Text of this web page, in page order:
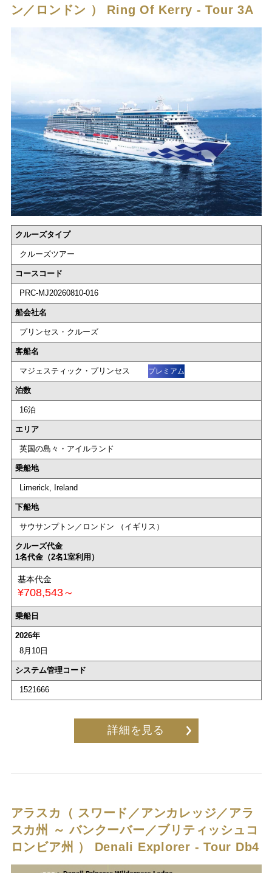
ン／ロンドン ） Ring Of Kerry - Tour 3A
クルーズタイプ
クルーズツアー
コースコード
PRC-MJ20260810-016
船会社名
プリンセス・クルーズ
客船名
マジェスティック・プリンセス プレミアム
泊数
16泊
エリア
英国の島々・アイルランド
乗船地
Limerick, Ireland
下船地
サウサンプトン／ロンドン （イギリス）
クルーズ代金
1名代金（2名1室利用）
基本代金
¥708,543～
乗船日
2026年
8月10日
システム管理コード
1521666
詳細を見る
アラスカ（ スワード／アンカレッジ／アラ
スカ州 ～ バンクーバー／ブリティッシュコ
ロンビア州 ） Denali Explorer - Tour Db4